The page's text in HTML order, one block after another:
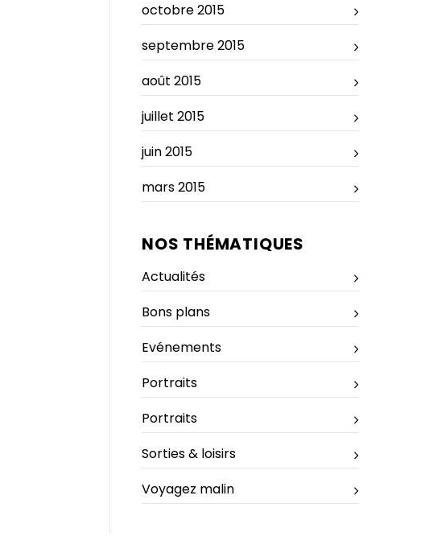
octobre 2015
septembre 2015
août 2015
juillet 2015
juin 2015
mars 2015
NOS THÉMATIQUES
Actualités
Bons plans
Evénements
Portraits
Portraits
Sorties & loisirs
Voyagez malin